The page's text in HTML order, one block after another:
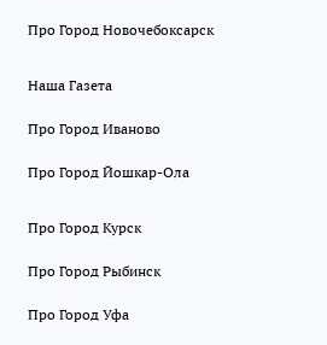
Про Город Новочебоксарск
Наша Газета
Про Город Иваново
Про Город Йошкар-Ола
Про Город Курск
Про Город Рыбинск
Про Город Уфа